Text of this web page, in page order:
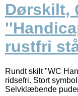
Dørskilt,
rustfri
Rundt skilt "WC
ridsefri. Stort
Selvklæbende